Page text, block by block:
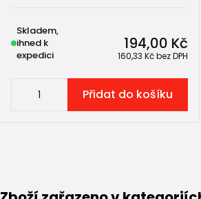
194,00 Kč
160,33 Kčbez DPH
Skladem,
ihned k
expedici
Přidat do košíku